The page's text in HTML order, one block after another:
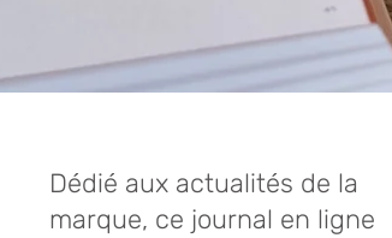
Dédié aux actualités de la
marque, ce journal en ligne